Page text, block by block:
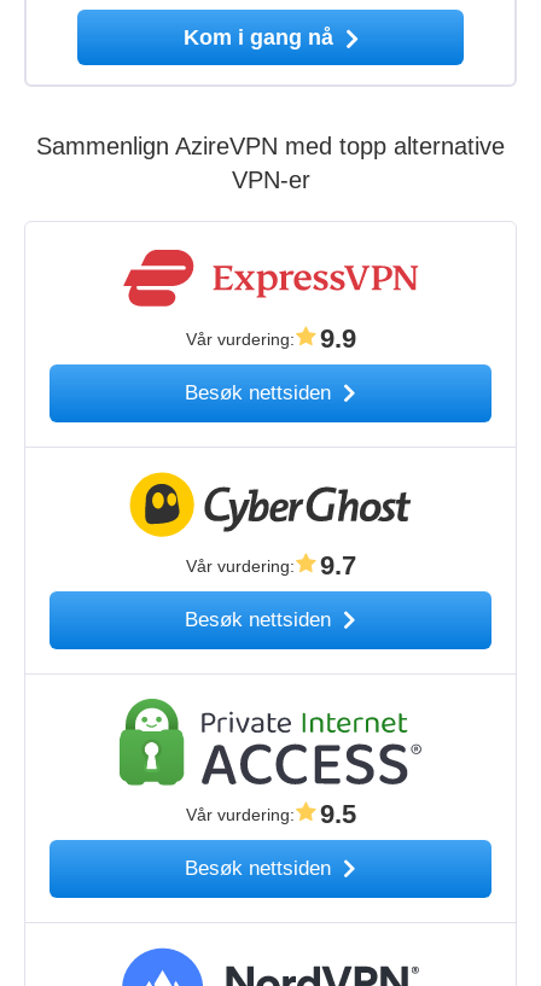
Kom i gang nå
Sammenlign AzireVPN med topp alternative
VPN-er
Vår vurdering: 9.9
Besøk nettsiden
Vår vurdering: 9.7
Besøk nettsiden
Vår vurdering: 9.5
Besøk nettsiden